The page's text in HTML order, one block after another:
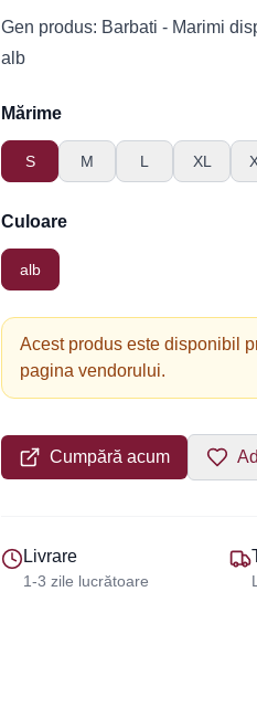
Gen produs: Barbati - Marimi
alb
Mărime
S M L XL
Culoare
alb
Acest produs este disponibil
pagina vendorului.
Cumpără acum
Livrare
1-3 zile lucrătoare